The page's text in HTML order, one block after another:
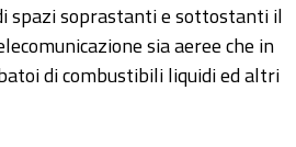
spazi soprastanti e sottostanti il
sia aeree che in
di combustibili liquidi ed altri